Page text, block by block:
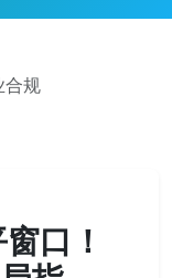
合规
口！